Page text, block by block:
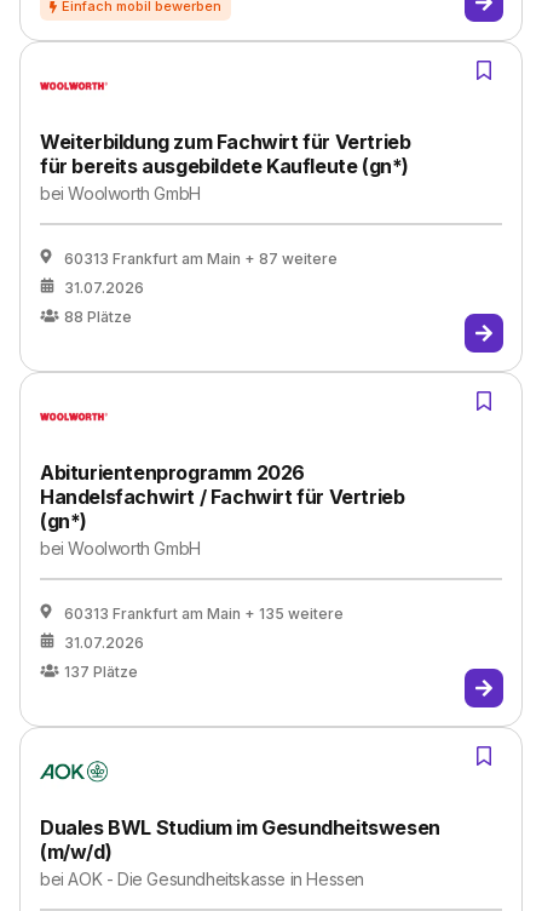
Weiterbildung zum Fachwirt für Vertrieb
für bereits ausgebildete Kaufleute (gn*)
beiWoolworth GmbH
60313 Frankfurt am Main + 87 weitere
31.07.2026
88 Plätze
Abiturientenprogramm 2026
Handelsfachwirt / Fachwirt für Vertrieb
(gn*)
beiWoolworth GmbH
60313 Frankfurt am Main + 135 weitere
31.07.2026
137 Plätze
Duales BWL Studium im Gesundheitswesen
(m/w/d)
beiAOK - Die Gesundheitskasse in Hessen